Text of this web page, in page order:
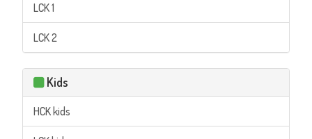
LCK 1
LCK 2
Kids
HCK kids